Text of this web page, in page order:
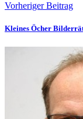
Vorheriger Beitrag
Kleines Öcher